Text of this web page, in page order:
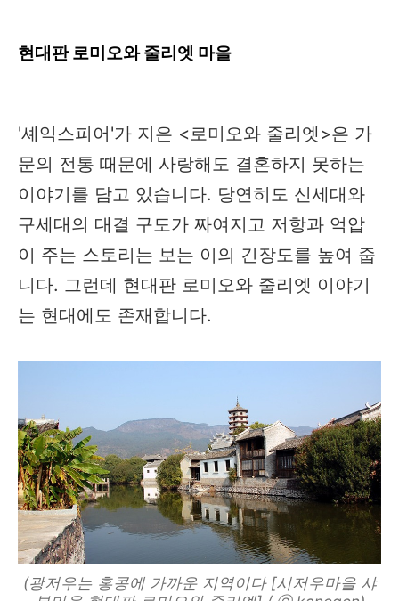
현대판 로미오와 줄리엣 마을
'셰익스피어'가 지은 <로미오와 줄리엣>은 가
문의 전통 때문에 사랑해도 결혼하지 못하는
이야기를 담고 있습니다. 당연히도 신세대와
구세대의 대결 구도가 짜여지고 저항과 억압
이 주는 스토리는 보는 이의 긴장도를 높여 줍
니다. 그런데 현대판 로미오와 줄리엣 이야기
는 현대에도 존재합니다.
(광저우는 홍콩에 가까운 지역이다 [시저우마을 샤